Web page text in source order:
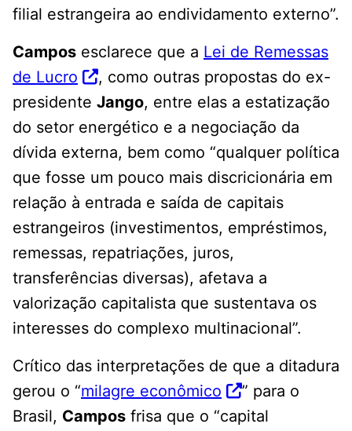
filial estrangeira ao endividamento externo”.
Campos esclarece que a Lei de Remessas
de Lucro
, como outras propostas do ex-
presidente Jango, entre elas a estatização
do setor energético e a negociação da
dívida externa, bem como “qualquer política
que fosse um pouco mais discricionária em
relação à entrada e saída de capitais
estrangeiros (investimentos, empréstimos,
remessas, repatriações, juros,
transferências diversas), afetava a
valorização capitalista que sustentava os
interesses do complexo multinacional”.
Crítico das interpretações de que a ditadura
gerou o “milagre econômico
” para o
Brasil, Campos frisa que o “capital